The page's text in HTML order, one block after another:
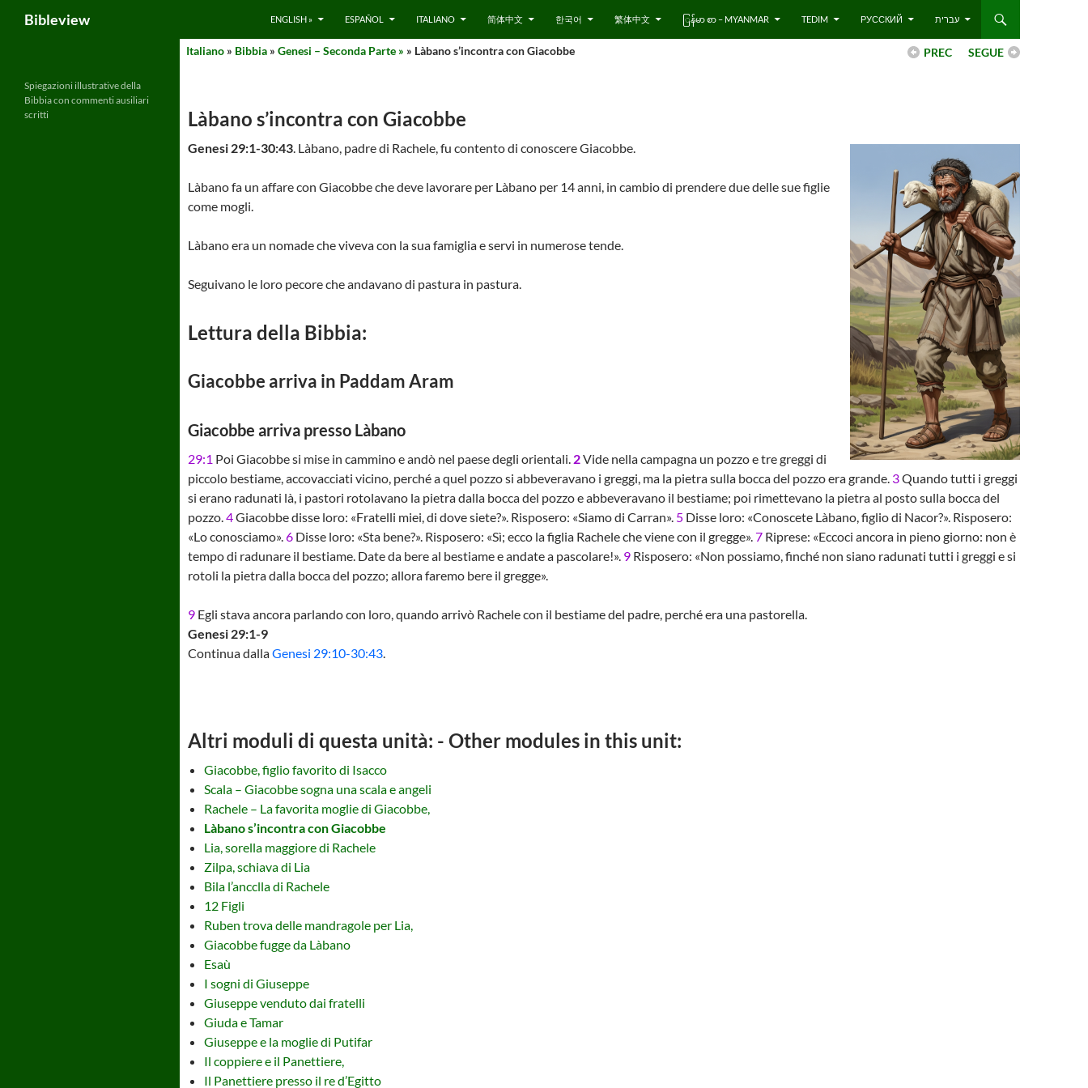
content
Bibleview ENGLISH » ESPAÑOL ITALIANO 简体中文 한국어 繁体中文 ြန်မာ စာ – MYANMAR TEDIM РУССКИЙ עברית
SEGUE
PREC
Italiano » Bibbia » Genesi – Seconda Parte » » Làbano s’incontra con Giacobbe
Làbano s’incontra con Giacobbe
Genesi 29:1-30:43. Làbano, padre di Rachele, fu contento di conoscere Giacobbe.
Làbano fa un affare con Giacobbe che deve lavorare per Làbano per 14 anni, in cambio di prendere due delle sue figlie
come mogli.
Làbano era un nomade che viveva con la sua famiglia e servi in numerose tende.
Seguivano le loro pecore che andavano di pastura in pastura.
Lettura della Bibbia:
Giacobbe arriva in Paddam Aram
Giacobbe arriva presso Làbano
29:1 Poi Giacobbe si mise in cammino e andò nel paese degli orientali. 2Vide nella campagna un pozzo e tre greggi di
piccolo bestiame, accovacciati vicino, perché a quel pozzo si abbeveravano i greggi, ma la pietra sulla bocca del pozzo era grande. 3Quando tutti i greggi
si erano radunati là, i pastori rotolavano la pietra dalla bocca del pozzo e abbeveravano il bestiame; poi rimettevano la pietra al posto sulla bocca del
pozzo.4Giacobbe disse loro: «Fratelli miei, di dove siete?». Risposero: «Siamo di Carran». 5 Disse loro: «Conoscete Làbano, figlio di Nacor?». Risposero:
«Lo conosciamo».6 Disse loro: «Sta bene?». Risposero: «Sì; ecco la figlia Rachele che viene con il gregge».7 Riprese: «Eccoci ancora in pieno giorno: non è
tempo di radunare il bestiame. Date da bere al bestiame e andate a pascolare!». 9 Risposero: «Non possiamo, finché non siano radunati tutti i greggi e si
rotoli la pietra dalla bocca del pozzo; allora faremo bere il gregge».
9 Egli stava ancora parlando con loro, quando arrivò Rachele con il bestiame del padre, perché era una pastorella.
Genesi 29:1-9
Continua dallaGenesi 29:10-30:43.
Altri moduli di questa unità: - Other modules in this unit:
Giacobbe, figlio favorito di Isacco
Scala – Giacobbe sogna una scala e angeli
Rachele – La favorita moglie di Giacobbe,
Làbano s’incontra con Giacobbe
Lia, sorella maggiore di Rachele
Zilpa, schiava di Lia
Bila l’ancclla di Rachele
12 Figli
Ruben trova delle mandragole per Lia,
Giacobbe fugge da Làbano
Esaù
I sogni di Giuseppe
Giuseppe venduto dai fratelli
Giuda e Tamar
Giuseppe e la moglie di Putifar
Il coppiere e il Panettiere,
Il Panettiere presso il re d’Egitto
Spiegazioni illustrative della
Bibbia con commenti ausiliari
scritti